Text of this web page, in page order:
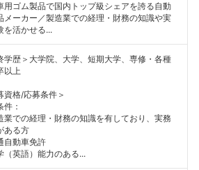
ォローしました
用ゴム製品で国内トップ級シェアを誇る自動
メーカー／製造業での経理・財務の知識や実
を活かせる...
学歴＞大学院、大学、短期大学、専修・各種
以上
資格/応募条件＞
件：
業での経理・財務の知識を有しており、実務
ある方
自動車免許
（英語）能力のある...